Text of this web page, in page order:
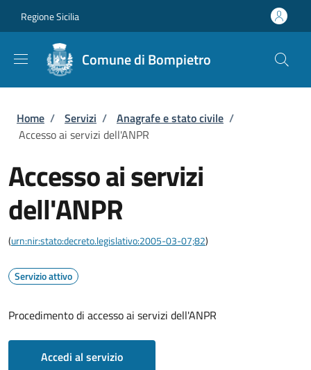
Regione Sicilia
Comune di Bompietro
Briciole di pane
Home / Servizi / Anagrafe e stato civile /
Accesso ai servizi dell'ANPR
Accesso ai servizi
dell'ANPR
(urn:nir:stato:decreto.legislativo:2005-03-07;82)
Servizio attivo
Procedimento di accesso ai servizi dell'ANPR
Accedi al servizio